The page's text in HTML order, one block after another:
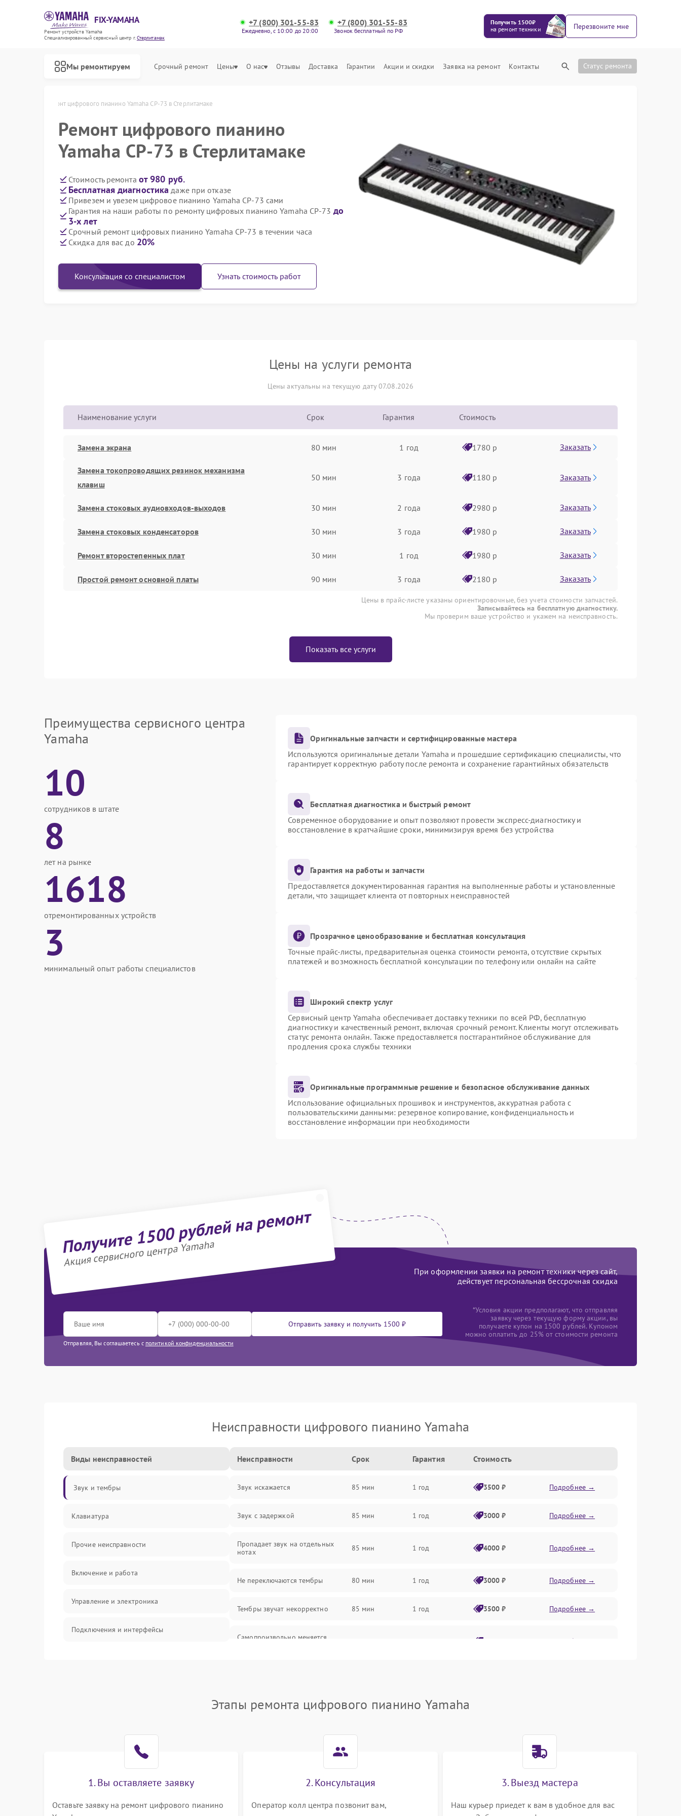
FIX-YAMAHA
Ремонт устройств Yamaha
Специализированный cервисный центр г.Стерлитамак
+7 (800) 301-55-83
Ежедневно, с 10:00 до 20:00
+7 (800) 301-55-83
Звонок бесплатный по РФ
Получить 1500₽
на ремонт техники
Перезвоните мне
Мы ремонтируем Срочный ремонт Цены О нас Отзывы Доставка Гарантии Акции и скидки Заявка на ремонт Контакты Статус ремонта
Ремонт цифрового пианино Yamaha CP-73 в Стерлитамаке
Ремонт цифрового пианино
Yamaha CP-73 в Стерлитамаке
Стоимость ремонта от 980 руб.
Бесплатная диагностика даже при отказе
Привезем и увезем цифровое пианино Yamaha CP-73 сами
Гарантия на наши работы по ремонту цифровых пианино Yamaha CP-73 до
3-х лет
Срочный ремонт цифровых пианино Yamaha CP-73 в течении часа
Скидка для вас до 20%
Консультация со специалистом Узнать стоимость работ
Цены на услуги ремонта
Цены актуальны на текущую дату 07.08.2026
Наименование услуги Срок Гарантия Стоимость
Замена экрана 80 мин 1 год 1780 р Заказать
Замена токопроводящих резинок механизма
клавиш
50 мин 3 года 1180 р Заказать
Замена стоковых аудиовходов-выходов 30 мин 2 года 2980 р Заказать
Замена стоковых конденсаторов 30 мин 3 года 1980 р Заказать
Ремонт второстепенных плат 30 мин 1 год 1980 р Заказать
Простой ремонт основной платы 90 мин 3 года 2180 р Заказать
Цены в прайс-листе указаны ориентировочные, без учета стоимости запчастей.
Записывайтесь на бесплатную диагностику.
Мы проверим ваше устройство и укажем на неисправность.
Показать все услуги
Преимущества сервисного центра
Yamaha
10
сотрудников в штате
8
лет на рынке
1618
отремонтированных устройств
3
минимальный опыт работы специалистов
Оригинальные запчасти и сертифицированные мастера
Используются оригинальные детали Yamaha и прошедшие сертификацию специалисты, что
гарантирует корректную работу после ремонта и сохранение гарантийных обязательств
Бесплатная диагностика и быстрый ремонт
Современное оборудование и опыт позволяют провести экспресс-диагностику и
восстановление в кратчайшие сроки, минимизируя время без устройства
Гарантия на работы и запчасти
Предоставляется документированная гарантия на выполненные работы и установленные
детали, что защищает клиента от повторных неисправностей
Прозрачное ценообразование и бесплатная консультация
Точные прайс-листы, предварительная оценка стоимости ремонта, отсутствие скрытых
платежей и возможность бесплатной консультации по телефону или онлайн на сайте
Широкий спектр услуг
Сервисный центр Yamaha обеспечивает доставку техники по всей РФ, бесплатную
диагностику и качественный ремонт, включая срочный ремонт. Клиенты могут отслеживать
статус ремонта онлайн. Также предоставляется постгарантийное обслуживание для
продления срока службы техники
Оригинальные программные решение и безопасное обслуживание данных
Использование официальных прошивок и инструментов, аккуратная работа с
пользовательскими данными: резервное копирование, конфиденциальность и
восстановление информации при необходимости
Получите 1500 рублей на ремонт
Акция сервисного центра Yamaha
При оформлении заявки на ремонт техники через сайт,
действует персональная бессрочная скидка
Отправить заявку и получить 1500 ₽
Отправляя, Вы соглашаетесь с политикой конфиденциальности
*Условия акции предполагают, что отправляя
заявку через текущую форму акции, вы
получаете купон на 1500 рублей. Купоном
можно оплатить до 25% от стоимости ремонта
Неисправности цифрового пианино Yamaha
Виды неисправностей
Звук и тембры
Клавиатура
Прочие неисправности
Включение и работа
Управление и электроника
Подключения и интерфейсы
Неисправности Срок Гарантия Стоимость
Звук искажается 85 мин 1 год 3500 ₽ Подробнее →
Звук с задержкой 85 мин 1 год 3000 ₽ Подробнее →
Пропадает звук на отдельных
нотах
85 мин 1 год 4000 ₽ Подробнее →
Не переключаются тембры 80 мин 1 год 3000 ₽ Подробнее →
Тембры звучат некорректно 85 мин 1 год 3500 ₽ Подробнее →
Самопроизвольно меняется
2800 ₽ Подробнее →
Этапы ремонта цифрового пианино Yamaha
1. Вы оставляете заявку
Оставьте заявку на ремонт цифрового пианино
2. Консультация
Оператор колл центра позвонит вам,
3. Выезд мастера
Наш курьер приедет к вам в удобное для вас